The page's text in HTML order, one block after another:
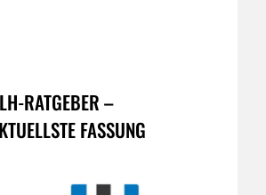
RATGEBER –
FASSUNG